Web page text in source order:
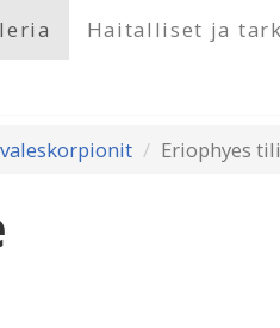
Haitalliset ja
Eriophyes